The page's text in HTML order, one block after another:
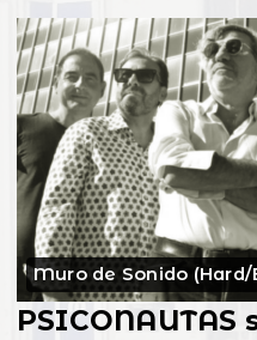
Muro de Sonido (Hard/